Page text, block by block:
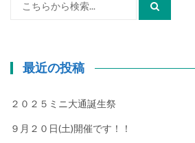
最近の投稿
２０２５ミニ大通誕生祭
９月２０日(土)開催です！！